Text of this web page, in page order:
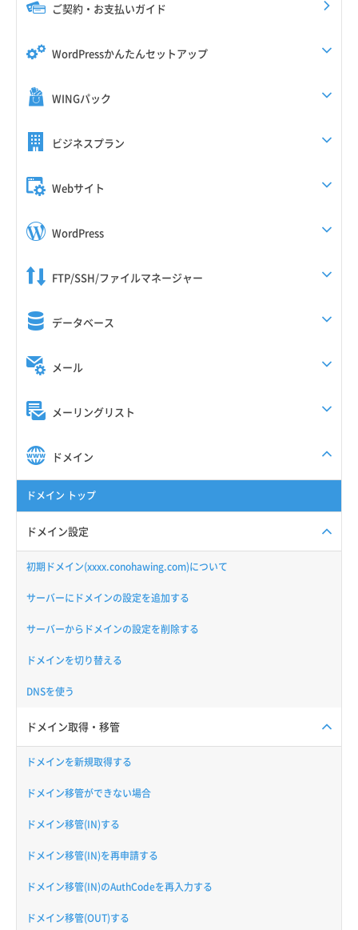
ご契約・お支払いガイド
WordPressかんたんセットアップ
WINGパック
ビジネスプラン
Webサイト
WordPress
FTP/SSH/ファイルマネージャー
データベース
メール
メーリングリスト
ドメイン
ドメイン トップ
ドメイン設定
初期ドメイン(xxxx.conohawing.com)について
サーバーにドメインの設定を追加する
サーバーからドメインの設定を削除する
ドメインを切り替える
DNSを使う
ドメイン取得・移管
ドメインを新規取得する
ドメイン移管ができない場合
ドメイン移管(IN)する
ドメイン移管(IN)を再申請する
ドメイン移管(IN)のAuthCodeを再入力する
ドメイン移管(OUT)する